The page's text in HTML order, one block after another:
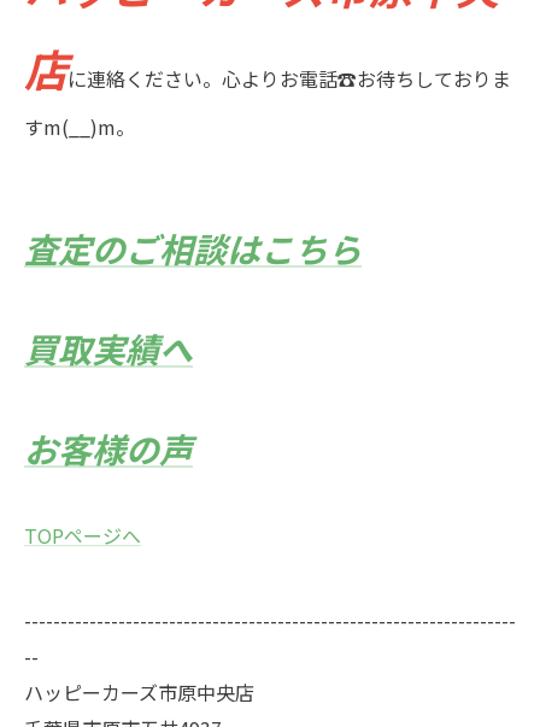
店に連絡ください。心よりお電話☎お待ちしておりま
すm(__)m。
査定のご相談はこちら
買取実績へ
お客様の声
TOPページへ
--------------------------------------------------------------------
--
ハッピーカーズ市原中央店